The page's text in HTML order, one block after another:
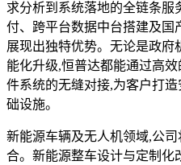
求分析到系统落地的全链条服
付、跨平台数据中台搭建及国
展现出独特优势。无论是政府
能化升级,恒普达都能通过高
件系统的无缝对接,为客户打
础设施。
新能源车辆及无人机领域,公
合。新能源整车设计与定制化